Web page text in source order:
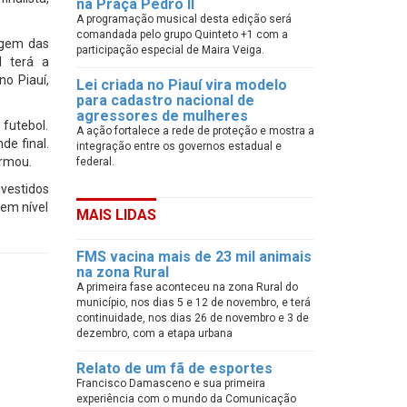
das
terá a
Piauí,
final.
nível
na Praça Pedro II
A programação musical desta edição será
comandada pelo grupo Quinteto +1 com a
participação especial de Maira Veiga.
Lei criada no Piauí vira modelo
para cadastro nacional de
agressores de mulheres
A ação fortalece a rede de proteção e mostra a
integração entre os governos estadual e
federal.
MAIS LIDAS
FMS vacina mais de 23 mil animais
na zona Rural
A primeira fase aconteceu na zona Rural do
município, nos dias 5 e 12 de novembro, e terá
continuidade, nos dias 26 de novembro e 3 de
dezembro, com a etapa urbana
Relato de um fã de esportes
Francisco Damasceno e sua primeira
experiência com o mundo da Comunicação